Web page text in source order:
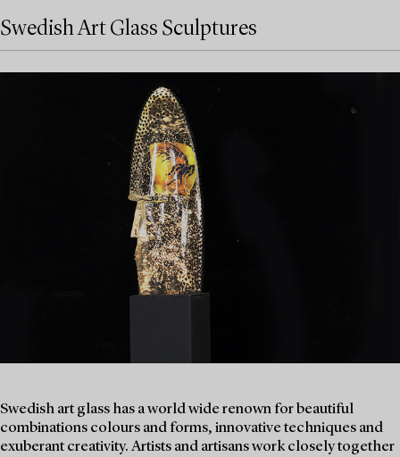
Swedish Art Glass Sculptures
Swedish art glass has a world wide renown for beautiful
combinations colours and forms, innovative techniques and
exuberant creativity. Artists and artisans work closely together